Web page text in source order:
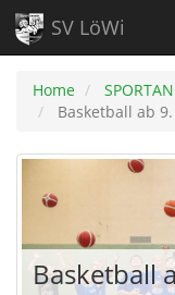
SV LöWi
Home
Basketball ab
Basketball